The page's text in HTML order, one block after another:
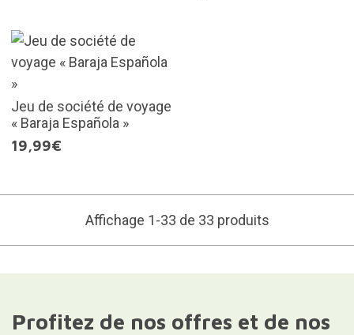
Jeu de société de voyage
« Baraja Española »
19,99€
Affichage 1-33 de 33 produits
Profitez de nos offres et de nos